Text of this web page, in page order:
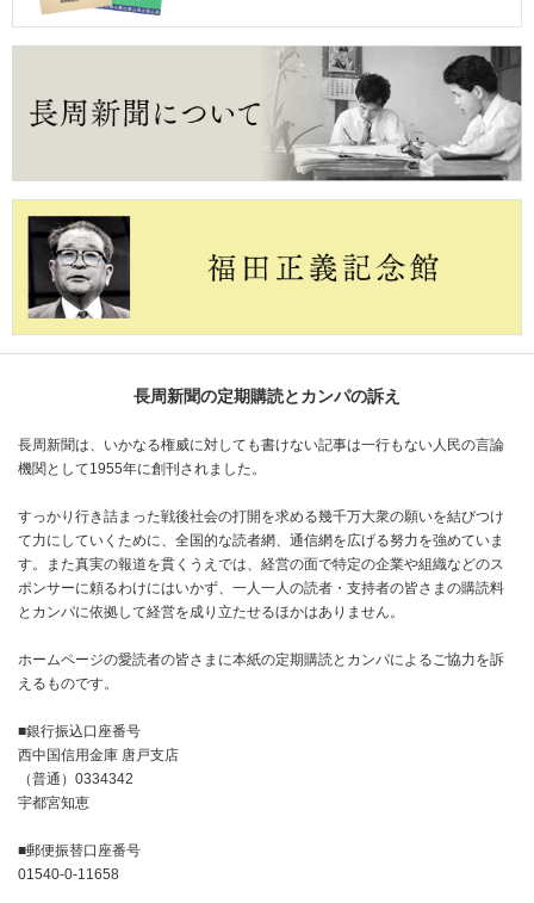
長周新聞の定期購読とカンパの訴え
長周新聞は、いかなる権威に対しても書けない記事は一行もない人民の言論
機関として1955年に創刊されました。
すっかり行き詰まった戦後社会の打開を求める幾千万大衆の願いを結びつけ
て力にしていくために、全国的な読者網、通信網を広げる努力を強めていま
す。また真実の報道を貫くうえでは、経営の面で特定の企業や組織などのス
ポンサーに頼るわけにはいかず、一人一人の読者・支持者の皆さまの購読料
とカンパに依拠して経営を成り立たせるほかはありません。
ホームページの愛読者の皆さまに本紙の定期購読とカンパによるご協力を訴
えるものです。
■銀行振込口座番号
西中国信用金庫 唐戸支店
（普通）0334342
宇都宮知恵
■郵便振替口座番号
01540-0-11658